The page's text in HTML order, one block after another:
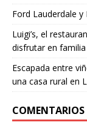
Ford Lauderdale y
Luigi’s, el
disfrutar en familia
Escapada entre
una casa rural en
COMENTARIOS